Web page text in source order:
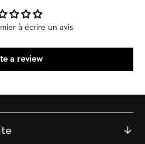
à écrire un avis
a review